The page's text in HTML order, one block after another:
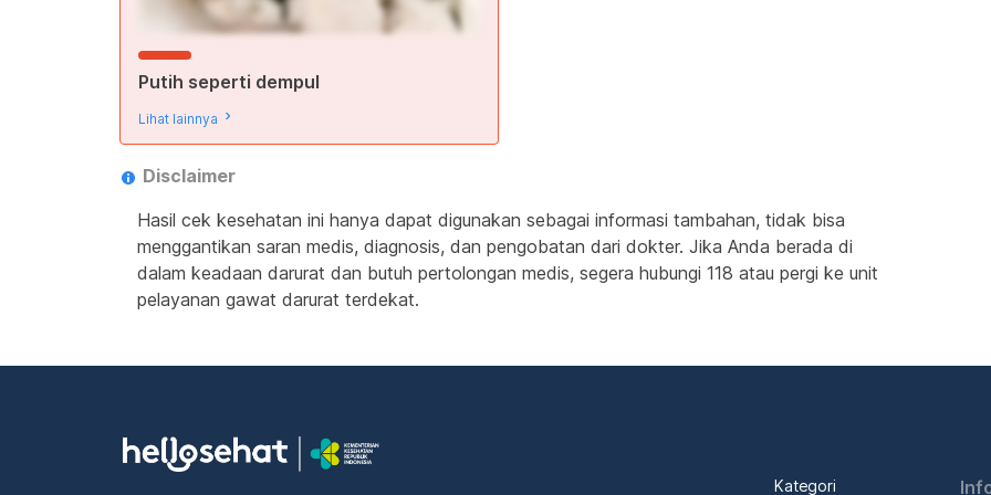
Putih seperti dempul
Lihat lainnya
Disclaimer
Hasil cek kesehatan ini hanya dapat digunakan sebagai informasi tambahan, tidak bisa
menggantikan saran medis, diagnosis, dan pengobatan dari dokter. Jika Anda berada di
dalam keadaan darurat dan butuh pertolongan medis, segera hubungi 118 atau pergi ke unit
pelayanan gawat darurat terdekat.
Kategori